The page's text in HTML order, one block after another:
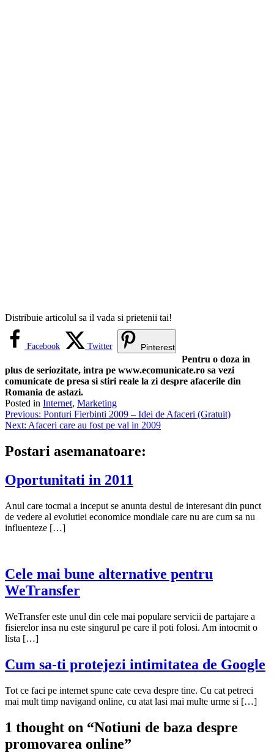
Distribuie articolul sa il vada si prietenii tai!
Facebook Twitter Pinterest
Pentru o doza in
plus de seriozitate, intra pe www.ecomunicate.ro sa vezi
comunicate de presa si stiri reale la zi despre afacerile din
Romania de astazi.
Posted in Internet, Marketing
Navigare
în
articole
Previous: Ponturi Fierbinti 2009 – Idei de Afaceri (Gratuit)
Next: Afaceri care au fost pe val in 2009
Postari asemanatoare:
Oportunitati in 2011
Anul care tocmai a inceput se anunta destul de interesant din punct
de vedere al evolutiei economice mondiale care nu are cum sa nu
influenteze […]
Cele mai bune alternative pentru
WeTransfer
WeTransfer este unul din cele mai populare servicii de partajare a
fisierelor insa nu este singurul pe care il poti folosi. Am intocmit o
lista […]
Cum sa-ti protejezi intimitatea de Google
Tot ce faci pe internet spune cate ceva despre tine. Cu cat petreci
mai mult timp navigand online, cu atat lasi mai multe urme si […]
1 thought on “Notiuni de baza despre
promovarea online”